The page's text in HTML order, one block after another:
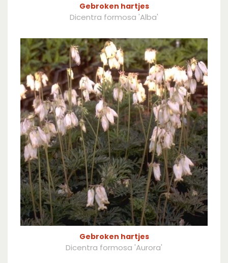
Gebroken hartjes
Dicentra formosa 'Alba'
Gebroken hartjes
Dicentra formosa 'Aurora'